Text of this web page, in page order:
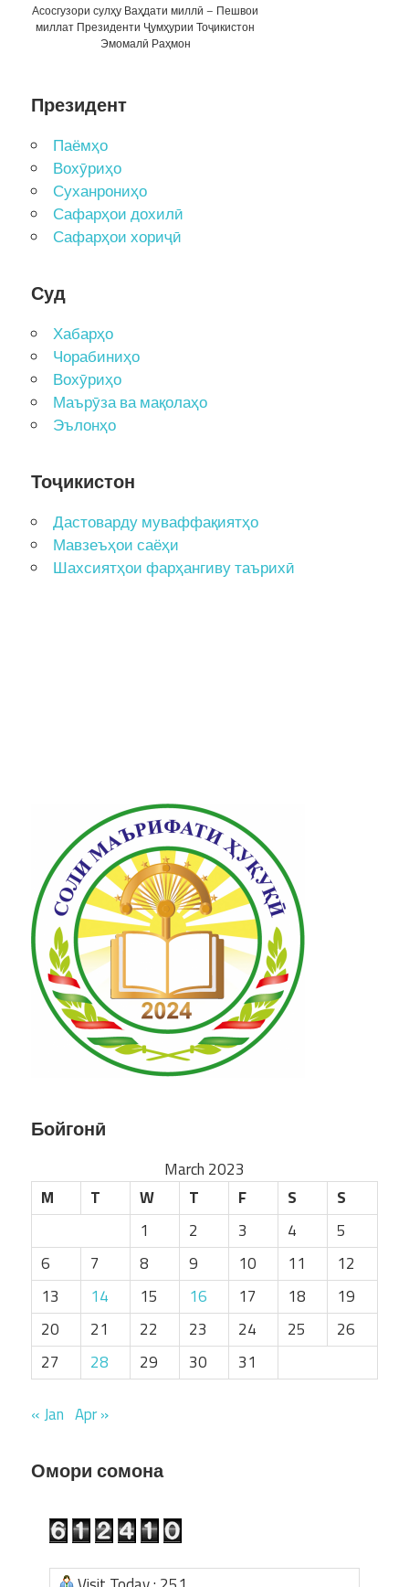
Асосгузори сулҳу Ваҳдати миллӣ – Пешвои
миллат Президенти Ҷумҳурии Тоҷикистон
Эмомалӣ Раҳмон
Президент
Паёмҳо
Вохӯриҳо
Суханрониҳо
Сафарҳои дохилӣ
Сафарҳои хориҷӣ
Суд
Хабарҳо
Чорабиниҳо
Вохӯриҳо
Маърӯза ва мақолаҳо
Эълонҳо
Тоҷикистон
Дастоварду муваффақиятҳо
Мавзеъҳои саёҳи
Шахсиятҳои фарҳангиву таърихӣ
Бойгонӣ
March 2023
M
T W T F S
S
1
2 3 4
5
6
7 8 9 10 11
12
13
14 15 16 17 18
19
20
21 22 23 24 25
26
27
28 29 30 31
« Jan Apr »
Омори сомона